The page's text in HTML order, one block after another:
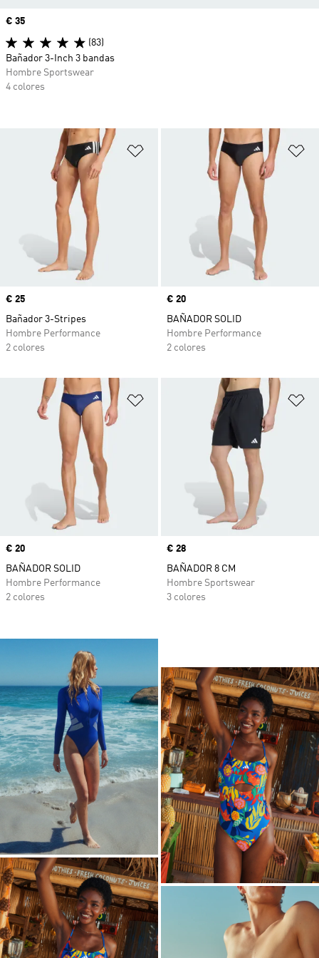
Añadir a la lista de deseos
Precio
€ 25
Bañador 3-Stripes
Hombre Performance
2 colores
Precio
€ 20
BAÑADOR SOLID
Hombre Performance
2 colores
Añadir a la lista de deseos
Precio
€ 20
BAÑADOR SOLID
Hombre Performance
2 colores
Precio
€ 28
BAÑADOR 8 CM
Hombre Sportswear
3 colores
Precio
€ 35
(83)
Bañador 3-Inch 3 bandas
Hombre Sportswear
4 colores